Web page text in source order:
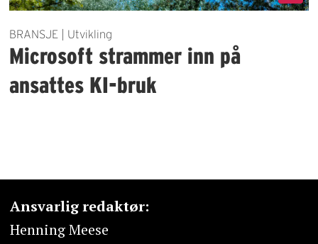
BRANSJE | Utvikling
Microsoft strammer inn på
ansattes KI-bruk
Ansvarlig redaktør:
Henning Meese